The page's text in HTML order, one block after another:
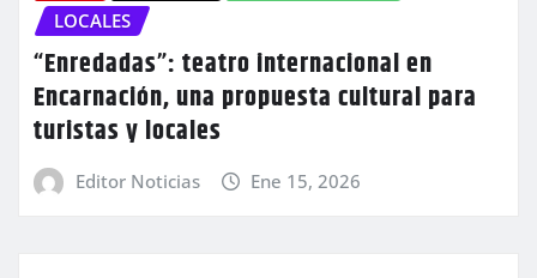
LOCALES
“Enredadas”: teatro internacional en
Encarnación, una propuesta cultural para
turistas y locales
Editor Noticias Ene 15, 2026